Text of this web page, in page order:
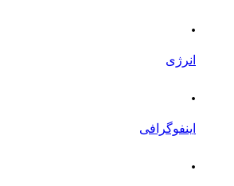
.
انرژی
.
اینفوگرافی
.